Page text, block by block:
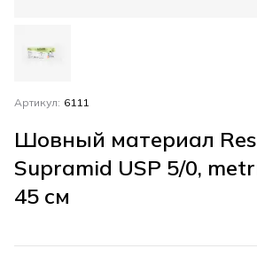
Артикул: 6111
Шовный материал
Supramid USP 5/0,
45 см